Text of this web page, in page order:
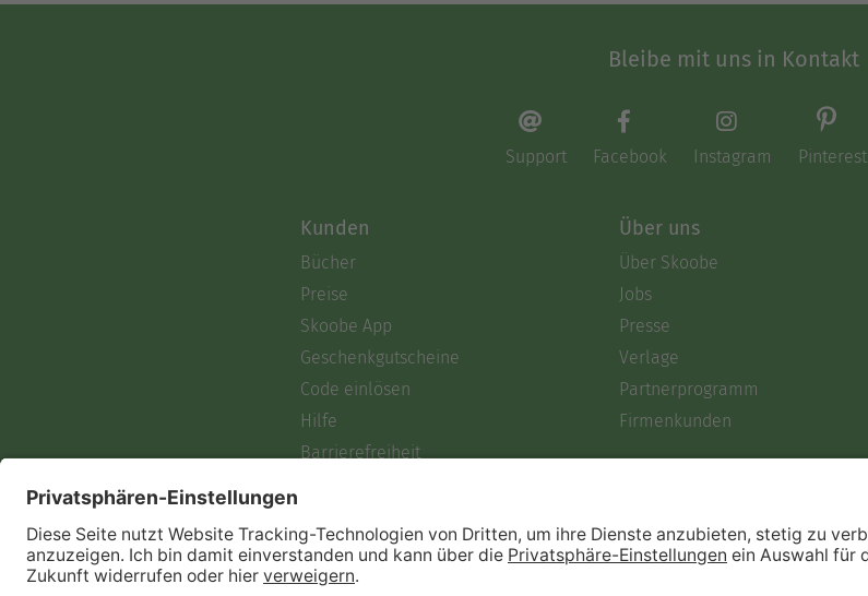
Bleibe mit uns in Kontakt
Support Facebook Instagram Pinterest
Kunden
Bücher
Preise
Skoobe App
Geschenkgutscheine
Code einlösen
Hilfe
Barrierefreiheit
Über uns
Über Skoobe
Jobs
Presse
Verlage
Partnerprogramm
Firmenkunden